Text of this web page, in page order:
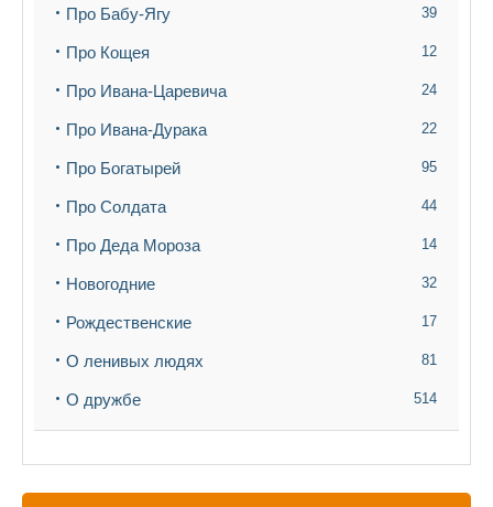
Про Бабу-Ягу 39
Про Кощея 12
Про Ивана-Царевича 24
Про Ивана-Дурака 22
Про Богатырей 95
Про Солдата 44
Про Деда Мороза 14
Новогодние 32
Рождественские 17
О ленивых людях 81
О дружбе 514